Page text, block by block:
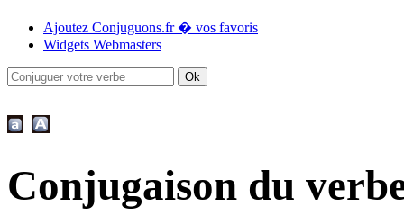
Ajoutez Conjuguons.fr � vos favoris
Widgets Webmasters
Conjugaison du